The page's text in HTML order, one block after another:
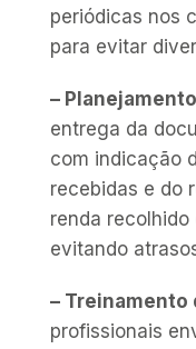
periódicas nos
para evitar
–
entrega da
com indicação
recebidas e do
renda
evitando
– Treinamento
profissionais